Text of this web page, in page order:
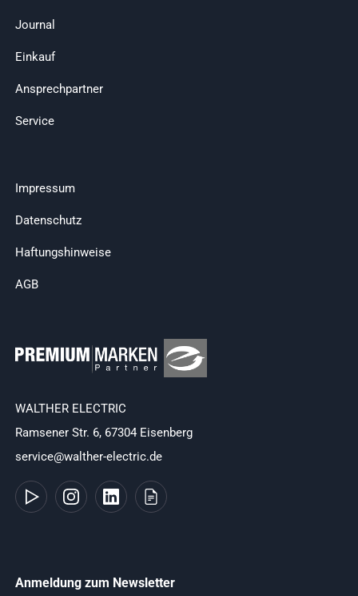
Journal
Einkauf
Ansprechpartner
Service
Impressum
Datenschutz
Haftungshinweise
AGB
WALTHER ELECTRIC
Ramsener Str. 6, 67304 Eisenberg
service@walther-electric.de
Anmeldung zum Newsletter